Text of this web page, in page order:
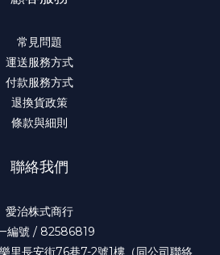
常見問題
運送服務方式
付款服務方式
退換貨政策
條款與細則
聯絡我們
愛治株式商行
編號 / 82586819
里長安街76巷7-2號1樓（同公司聯絡